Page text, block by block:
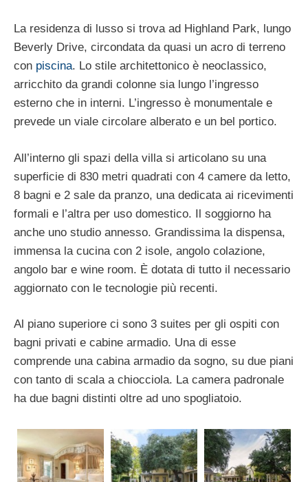
La residenza di lusso si trova ad Highland Park, lungo
Beverly Drive, circondata da quasi un acro di terreno
con piscina. Lo stile architettonico è neoclassico,
arricchito da grandi colonne sia lungo l’ingresso
esterno che in interni. L’ingresso è monumentale e
prevede un viale circolare alberato e un bel portico.
All’interno gli spazi della villa si articolano su una
superficie di 830 metri quadrati con 4 camere da letto,
8 bagni e 2 sale da pranzo, una dedicata ai ricevimenti
formali e l’altra per uso domestico. Il soggiorno ha
anche uno studio annesso. Grandissima la dispensa,
immensa la cucina con 2 isole, angolo colazione,
angolo bar e wine room. È dotata di tutto il necessario
aggiornato con le tecnologie più recenti.
Al piano superiore ci sono 3 suites per gli ospiti con
bagni privati e cabine armadio. Una di esse
comprende una cabina armadio da sogno, su due piani
con tanto di scala a chiocciola. La camera padronale
ha due bagni distinti oltre ad uno spogliatoio.